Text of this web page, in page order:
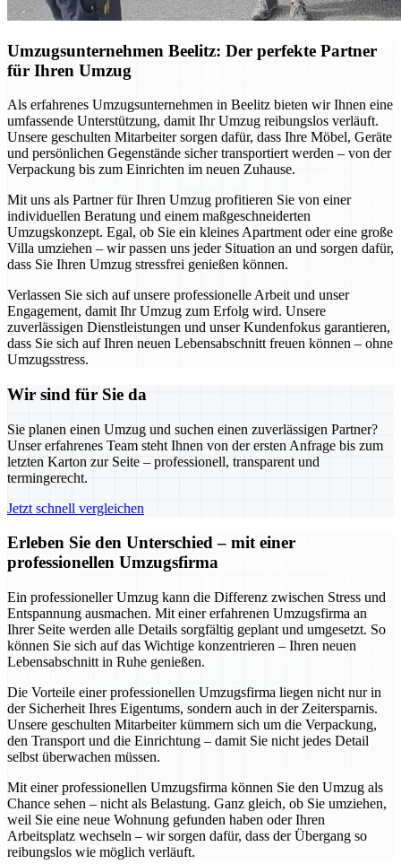
Umzugsunternehmen Beelitz: Der perfekte Partner
für Ihren Umzug
Als erfahrenes Umzugsunternehmen in Beelitz bieten wir Ihnen eine
umfassende Unterstützung, damit Ihr Umzug reibungslos verläuft.
Unsere geschulten Mitarbeiter sorgen dafür, dass Ihre Möbel, Geräte
und persönlichen Gegenstände sicher transportiert werden – von der
Verpackung bis zum Einrichten im neuen Zuhause.
Mit uns als Partner für Ihren Umzug profitieren Sie von einer
individuellen Beratung und einem maßgeschneiderten
Umzugskonzept. Egal, ob Sie ein kleines Apartment oder eine große
Villa umziehen – wir passen uns jeder Situation an und sorgen dafür,
dass Sie Ihren Umzug stressfrei genießen können.
Verlassen Sie sich auf unsere professionelle Arbeit und unser
Engagement, damit Ihr Umzug zum Erfolg wird. Unsere
zuverlässigen Dienstleistungen und unser Kundenfokus garantieren,
dass Sie sich auf Ihren neuen Lebensabschnitt freuen können – ohne
Umzugsstress.
Wir sind für Sie da
Sie planen einen Umzug und suchen einen zuverlässigen Partner?
Unser erfahrenes Team steht Ihnen von der ersten Anfrage bis zum
letzten Karton zur Seite – professionell, transparent und
termingerecht.
Jetzt schnell vergleichen
Erleben Sie den Unterschied – mit einer
professionellen Umzugsfirma
Ein professioneller Umzug kann die Differenz zwischen Stress und
Entspannung ausmachen. Mit einer erfahrenen Umzugsfirma an
Ihrer Seite werden alle Details sorgfältig geplant und umgesetzt. So
können Sie sich auf das Wichtige konzentrieren – Ihren neuen
Lebensabschnitt in Ruhe genießen.
Die Vorteile einer professionellen Umzugsfirma liegen nicht nur in
der Sicherheit Ihres Eigentums, sondern auch in der Zeitersparnis.
Unsere geschulten Mitarbeiter kümmern sich um die Verpackung,
den Transport und die Einrichtung – damit Sie nicht jedes Detail
selbst überwachen müssen.
Mit einer professionellen Umzugsfirma können Sie den Umzug als
Chance sehen – nicht als Belastung. Ganz gleich, ob Sie umziehen,
weil Sie eine neue Wohnung gefunden haben oder Ihren
Arbeitsplatz wechseln – wir sorgen dafür, dass der Übergang so
reibungslos wie möglich verläuft.